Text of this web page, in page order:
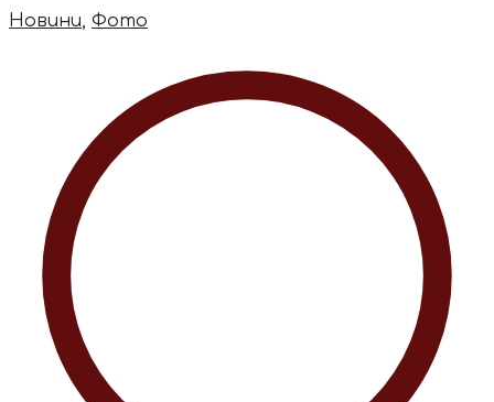
Новини, Фото